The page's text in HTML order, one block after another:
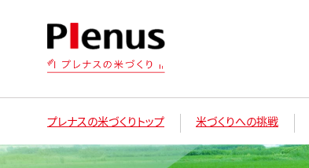
プレナスの米づくりトップ 米づくりへの挑戦